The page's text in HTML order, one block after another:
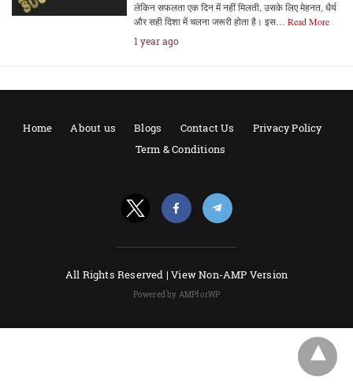
लेकिन सफलता एक दिन में नहीं मिलती, उसके लिए मेहनत, धैर्य
और सही दिशा में चलना जरूरी होता है। इस… Read More
1 year ago
Home About us Blogs Contact Us
Privacy Policy
Term & Conditions
All Rights Reserved |View Non-AMP Version
Powered by AMPforWP